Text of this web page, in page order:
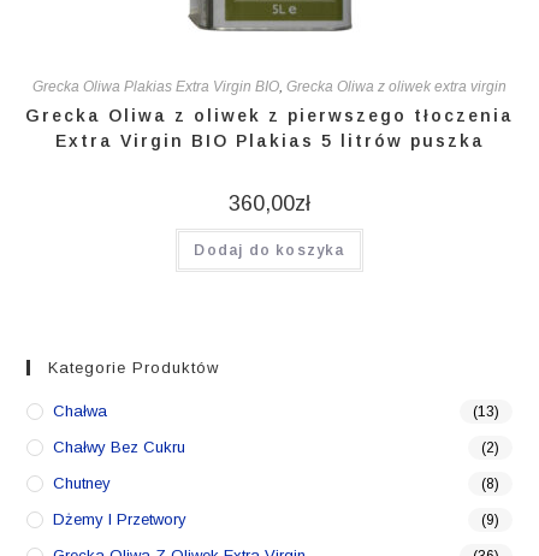
Grecka Oliwa Plakias Extra Virgin BIO, Grecka Oliwa z oliwek extra virgin
Grecka Oliwa z oliwek z pierwszego tłoczenia
Extra Virgin BIO Plakias 5 litrów puszka
360,00zł
Dodaj do koszyka
Kategorie Produktów
Chałwa (13)
Chałwy Bez Cukru (2)
Chutney (8)
Dżemy I Przetwory (9)